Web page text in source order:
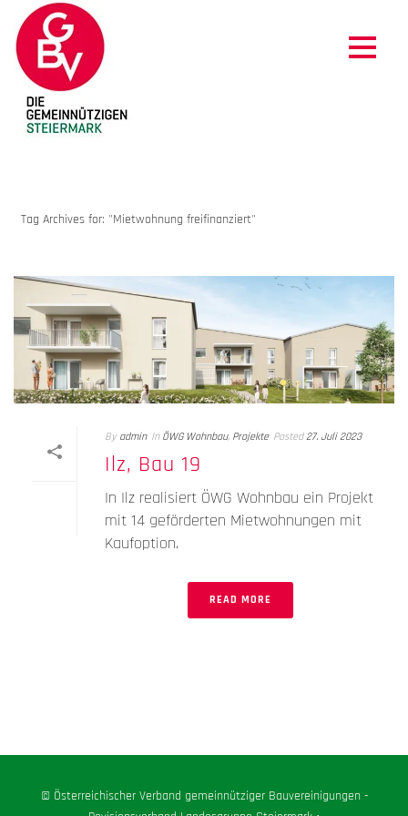
Tag Archives for: "Mietwohnung freifinanziert"
By admin In ÖWG Wohnbau, Projekte Posted 27. Juli 2023
Ilz, Bau 19
In Ilz realisiert ÖWG Wohnbau ein Projekt
mit 14 geförderten Mietwohnungen mit
Kaufoption.
READ MORE
© Österreichischer Verband gemeinnütziger Bauvereinigungen -